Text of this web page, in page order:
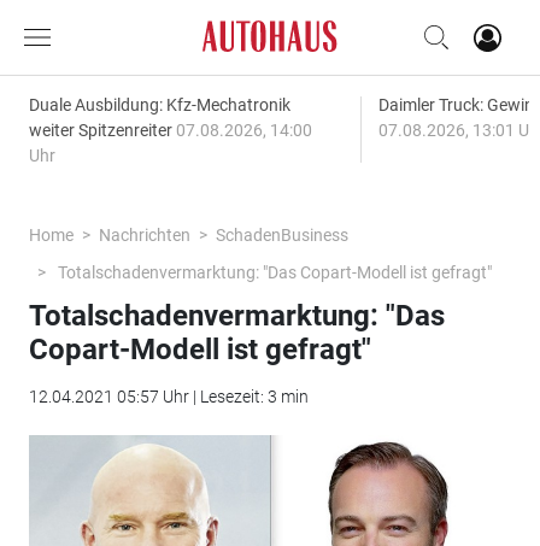
Duale Ausbildung: Kfz-Mechatronik
weiter Spitzenreiter 07.08.2026, 14:00
Uhr
Daimler Truck:
07.08.2026, 13:01
Home Nachrichten
SchadenBusiness
Totalschadenvermarktung: "Das Copart-Modell ist gefragt"
Totalschadenvermarktung: "Das
Copart-Modell ist gefragt"
12.04.2021 05:57 Uhr | Lesezeit: 3 min